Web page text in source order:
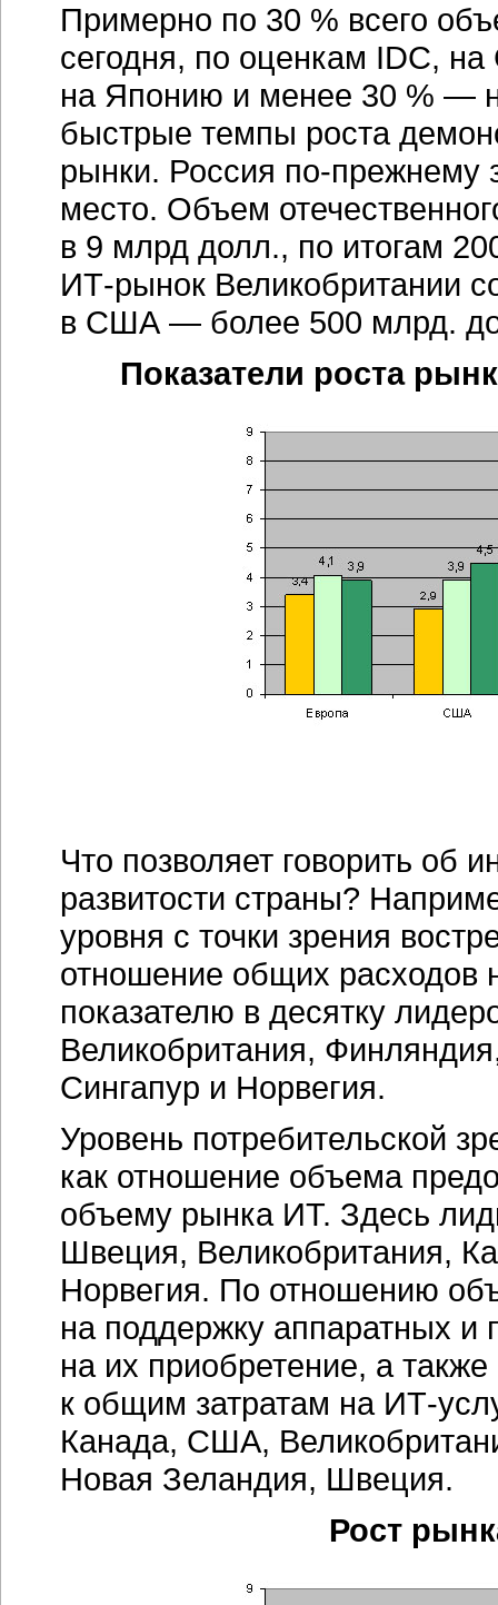
Примерно по 30 % всего
сегодня, по оценкам IDC,
на Японию и менее 30 % —
быстрые темпы роста
рынки. Россия по-прежнему
место. Объем
в 9 млрд долл., по итогам
ИТ-рынок Великобритании
в США — более 500 млрд.
Показатели роста
Что позволяет говорить об
развитости страны?
уровня с точки зрения
отношение общих
показателю в десятку
Великобритания,
Сингапур и Норвегия.
Уровень потребительской
как отношение объема
объему рынка ИТ. Здесь
Швеция, Великобритания,
Норвегия. По отношению
на поддержку аппаратных и
на их приобретение, а
к общим затратам на ИТ-
Канада, США,
Новая Зеландия, Швеция.
Рост